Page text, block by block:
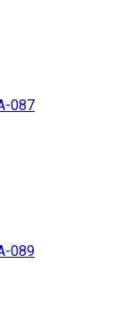
087
089